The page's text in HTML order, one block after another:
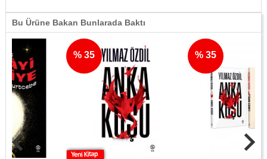
Bu Ürüne Bakan Bunlarada Baktı
% 35 % 35